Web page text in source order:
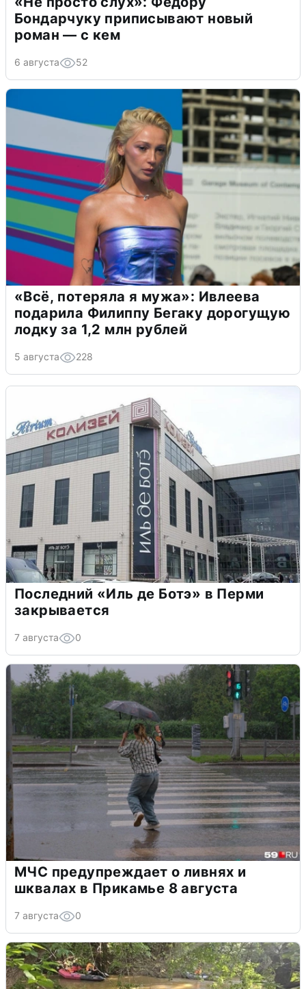
Бондарчуку приписывают новый
роман — с кем
6 августа 52
«Всё, потеряла я мужа»: Ивлеева
подарила Филиппу Бегаку дорогущую
лодку за 1,2 млн рублей
5 августа 228
Последний «Иль де Ботэ» в Перми
закрывается
7 августа 0
МЧС предупреждает о ливнях и
шквалах в Прикамье 8 августа
7 августа 0